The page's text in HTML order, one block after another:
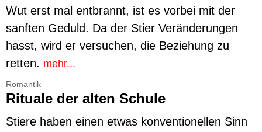
Wut erst mal entbrannt, ist es vorbei mit der
sanften Geduld. Da der Stier Veränderungen
hasst, wird er versuchen, die Beziehung zu
retten. mehr...
Romantik
Rituale der alten Schule
Stiere haben einen etwas konventionellen Sinn